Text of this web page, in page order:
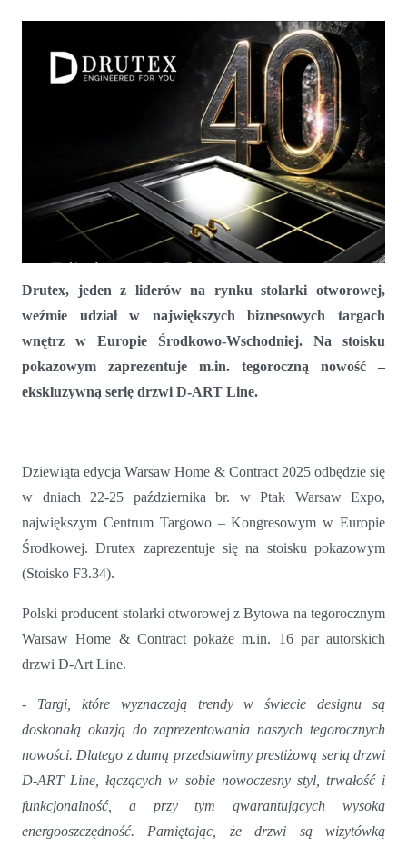
Drutex na prestiżowych targach Warsaw Home & Contract 2025
Drutex, jeden z liderów na rynku stolarki otworowej,
weźmie udział w największych biznesowych targach
wnętrz w Europie Środkowo-Wschodniej. Na stoisku
pokazowym zaprezentuje m.in. tegoroczną nowość –
ekskluzywną serię drzwi D-ART Line.
Dziewiąta edycja Warsaw Home & Contract 2025 odbędzie się
w dniach 22-25 października br. w Ptak Warsaw Expo,
największym Centrum Targowo – Kongresowym w Europie
Środkowej. Drutex zaprezentuje się na stoisku pokazowym
(Stoisko F3.34).
Polski producent stolarki otworowej z Bytowa na tegorocznym
Warsaw Home & Contract pokaże m.in. 16 par autorskich
drzwi D-Art Line.
- Targi, które wyznaczają trendy w świecie designu są
doskonałą okazją do zaprezentowania naszych tegorocznych
nowości. Dlatego z dumą przedstawimy prestiżową serią drzwi
D-ART Line, łączących w sobie nowoczesny styl, trwałość i
funkcjonalność, a przy tym gwarantujących wysoką
energooszczędność. Pamiętając, że drzwi są wizytówką